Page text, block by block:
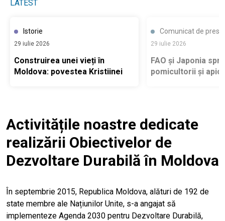
LATEST
Istorie
29 iulie 2026
Construirea unei vieți în
Moldova: povestea Kristiinei
Comunicat de presă
29 iulie 2026
FAO și Japonia
pomicultorii și
Activitățile noastre dedicate
realizării Obiectivelor de
Dezvoltare Durabilă în Moldova
În septembrie 2015, Republica Moldova, alături de 192 de
state membre ale Națiunilor Unite, s-a angajat să
implementeze Agenda 2030 pentru Dezvoltare Durabilă,